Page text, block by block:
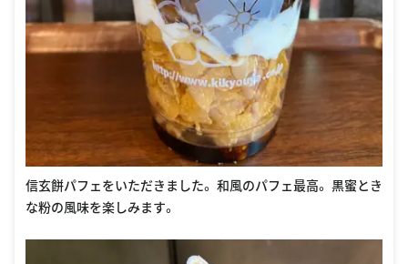
信玄餅パフェをいただきました。 和風のパフェ最高。 黒蜜とき
な粉の風味を楽しみます。